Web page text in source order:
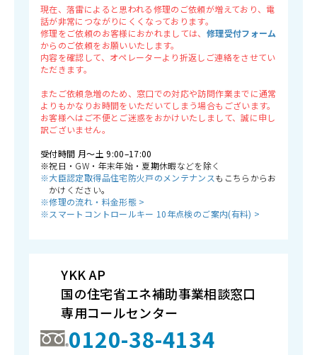
現在、落雷によると思われる修理のご依頼が増えており、電
話が非常につながりにくくなっております。
修理をご依頼のお客様におかれましては、 修理受付フォーム
からのご依頼をお願いいたします。
内容を確認して、オペレーターより折返しご連絡をさせてい
ただきます。
またご依頼急増のため、窓口での対応や訪問作業までに通常
よりもかなりお時間をいただいてしまう場合もございます。
お客様へはご不便とご迷惑をおかけいたしまして、誠に申し
訳ございません。
受付時間 月〜土 9:00–17:00
※祝日・GW・年末年始・夏期休暇などを除く
※大臣認定取得品住宅防火戸のメンテナンスもこちらからお
かけください。
※修理の流れ・料金形態 >
※スマートコントロールキー 10年点検のご案内(有料) >
YKK AP
国の住宅省エネ補助事業相談窓口
専用コールセンター
0120-38-4134